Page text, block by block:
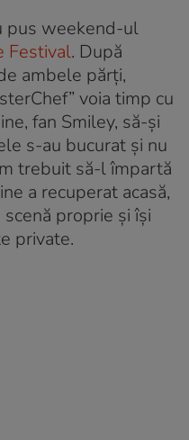
pus weekend-ul
Festival. După
ambele părți,
voia timp cu
fan Smiley, să-și
s-au bucurat și nu
trebuit să-l împartă
a recuperat acasă,
proprie și își
private.